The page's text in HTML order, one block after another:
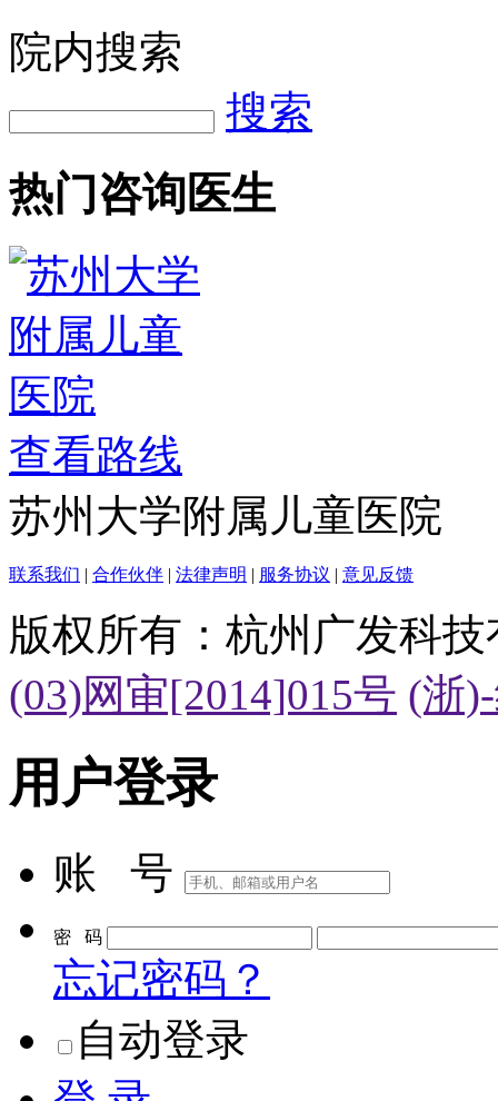
院内搜索
搜索
热门咨询医生
查看路线
苏州大学附属儿童医院
联系我们 | 合作伙伴 | 法律声明 | 服务协议 | 意见反馈
版权所有：杭州广发科
(03)网审[2014]015号 (浙
用户登录
账 号
密 码
忘记密码？
自动登录